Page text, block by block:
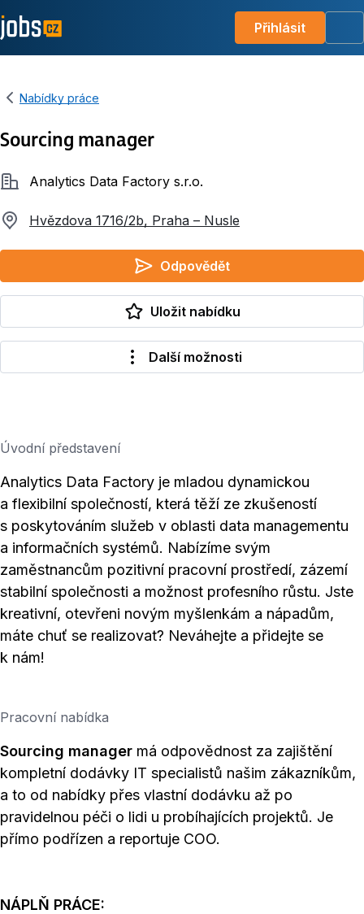
Přihlásit
Nabídky práce
Sourcing manager
SpolečnostAnalytics Data Factory s.r.o.
Hvězdova 1716/2b, Praha – Nusle
Odpovědět
Uložit nabídku
Další možnosti
Úvodní představení
Analytics Data Factory je mladou dynamickou
a flexibilní společností, která těží ze zkušeností
s poskytováním služeb v oblasti data managementu
a informačních systémů. Nabízíme svým
zaměstnancům pozitivní pracovní prostředí, zázemí
stabilní společnosti a možnost profesního růstu. Jste
kreativní, otevřeni novým myšlenkám a nápadům,
máte chuť se realizovat? Neváhejte a přidejte se
k nám!
Pracovní nabídka
Sourcing manager má odpovědnost za zajištění
kompletní dodávky IT specialistů našim zákazníkům,
a to od nabídky přes vlastní dodávku až po
pravidelnou péči o lidi u probíhajících projektů. Je
přímo podřízen a reportuje COO.
NÁPLŇ PRÁCE: